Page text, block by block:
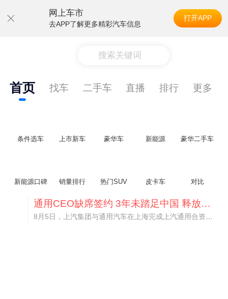
网上车市
去APP了解更多精彩汽车信息
打开APP
搜索关键词
首页 找车 二手车 直播 排行 更多
条件选车 上市新车 豪华车 新能源 豪华二手车
新能源口碑 销量排行 热门SUV 皮卡车 对比
通用CEO缺席签约 3年未踏足中国 释放反常信号